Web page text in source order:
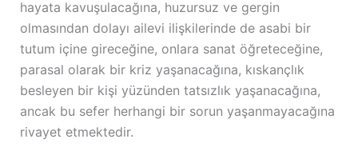
hayata kavuşulacağına, huzursuz ve gergin
olmasından dolayı ailevi ilişkilerinde de asabi bir
tutum içine gireceğine, onlara sanat öğreteceğine,
parasal olarak bir kriz yaşanacağına, kıskançlık
besleyen bir kişi yüzünden tatsızlık yaşanacağına,
ancak bu sefer herhangi bir sorun yaşanmayacağına
rivayet etmektedir.